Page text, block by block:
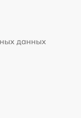
данных